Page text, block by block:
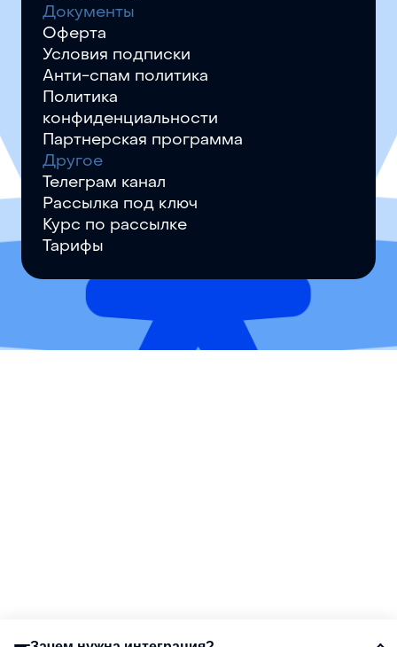
Документы
Оферта
Условия подписки
Анти-спам политика
Политика
конфиденциальности
Партнерская программа
Другое
Телеграм канал
Рассылка под ключ
Курс по рассылке
Тарифы